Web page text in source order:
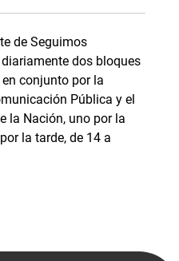
de Seguimos
dos bloques
conjunto por la
Pública y el
la Nación, uno por la
la tarde, de 14 a